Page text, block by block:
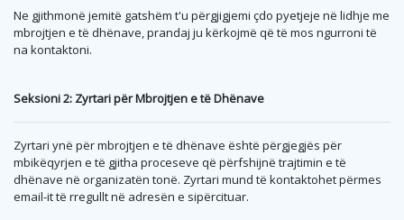
Ne gjithmonë jemitë gatshëm t'u përgjigjemi çdo pyetjeje në lidhje me
mbrojtjen e të dhënave, prandaj ju kërkojmë që të mos ngurroni të
na kontaktoni.
Seksioni 2: Zyrtari për Mbrojtjen e të Dhënave
Zyrtari ynë për mbrojtjen e të dhënave është përgjegjës për
mbikëqyrjen e të gjitha proceseve që përfshijnë trajtimin e të
dhënave në organizatën tonë. Zyrtari mund të kontaktohet përmes
email-it të rregullt në adresën e sipërcituar.